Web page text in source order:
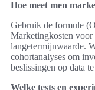
Hoe meet men
Gebruik de formule
Marketingkosten
langetermijnwaarde.
cohortanalyses om
beslissingen op data
Welke tests en